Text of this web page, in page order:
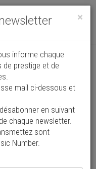
Toggle
par
×
informe chaque
de prestige et de
mail ci-dessous et
en suivant
chaque newsletter.
sont
Number.